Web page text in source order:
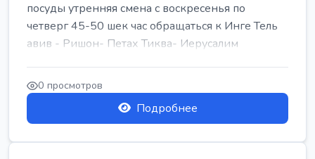
посуды утренняя смена с воскресенья по
четверг 45-50 шек час обращаться к Инге Тель
авив - Ришон- Петах Тиква- Иерусалим
0 просмотров
Подробнее